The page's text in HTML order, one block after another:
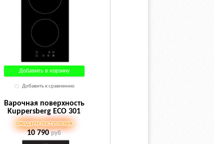
Добавить в корзину
Добавить к сравнению
Варочная поверхность
Kuppersberg ECO 301
ожидаем поступления
10 790руб